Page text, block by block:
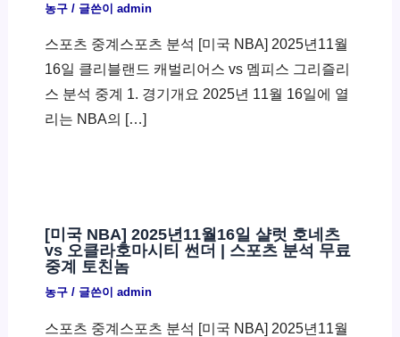
농구/ 글쓴이 admin
스포츠 중계스포츠 분석 [미국 NBA] 2025년11월
16일 클리블랜드 캐벌리어스 vs 멤피스 그리즐리
스 분석 중계 1. 경기개요 2025년 11월 16일에 열
리는 NBA의 […]
[미국 NBA] 2025년11월16일 샬럿 호네츠
vs 오클라호마시티 썬더 | 스포츠 분석 무료
중계 토친놈
농구/ 글쓴이 admin
스포츠 중계스포츠 분석 [미국 NBA] 2025년11월